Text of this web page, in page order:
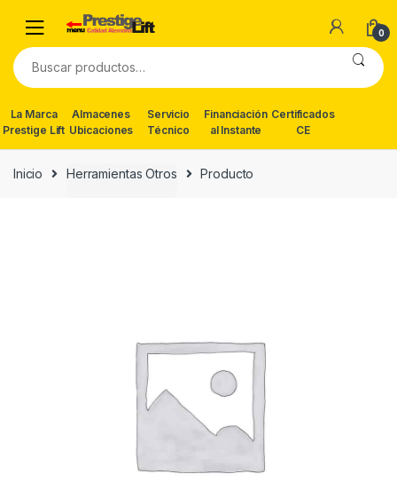
navigation
content
0
Buscar
por:
La Marca
Prestige Lift
Almacenes
Ubicaciones
Servicio
Técnico
Financiación
al Instante
Certificados
CE
Inicio Herramientas Otros Producto